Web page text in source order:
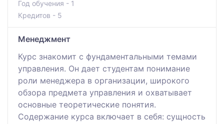
Год обучения - 1
Кредитов - 5
Менеджмент
Курс знакомит с фундаментальными темами
управления. Он дает студентам понимание
роли менеджера в организации, широкого
обзора предмета управления и охватывает
основные теоретические понятия.
Содержание курса включает в себя: сущность